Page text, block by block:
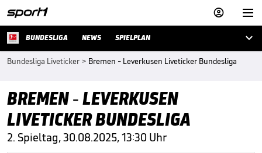


BUNDESLIGA NEWS SPIELPLAN 
Bundesliga Liveticker > Bremen - Leverkusen Liveticker Bundesliga
BREMEN - LEVERKUSEN
LIVETICKER BUNDESLIGA
2. Spieltag, 30.08.2025, 13:30 Uhr